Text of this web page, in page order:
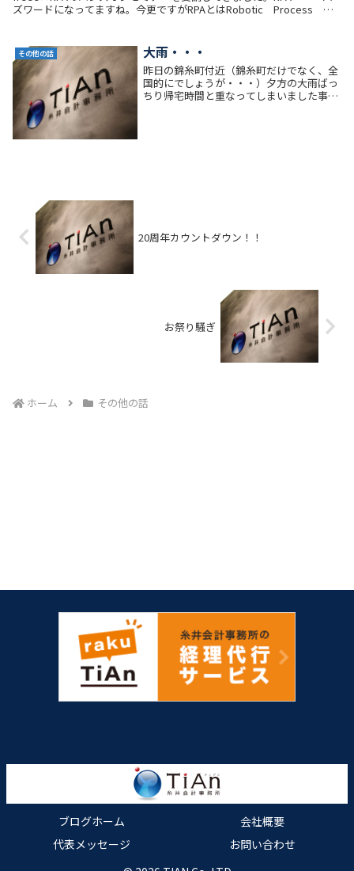
ズワードになってますね。今更ですがRPAとはRobotic Process
その他の話 大雨・・・
昨日の錦糸町付近（錦糸町だけでなく、全
国的にでしょうが・・・）夕方の大雨ばっ
ちり帰宅時間と重なってしまいました事務
20周年カウントダウン！！
お祭り騒ぎ
ホーム その他の話
ブログホーム
会社概要
代表メッセージ
お問い合わせ